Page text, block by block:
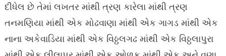
દીધેલ છે તેમાં લખતર માંથી ત્રણ કારેલા માંથી ત્રણ
તનમણિયા માંથી એક મોઢવાણા માંથી એક ગાગડ માંથી એક
નાના અકેવાડિયા માંથી એક વિઠ્ઠલગઢ માંથી એક વિઠ્ઠલાપુરા